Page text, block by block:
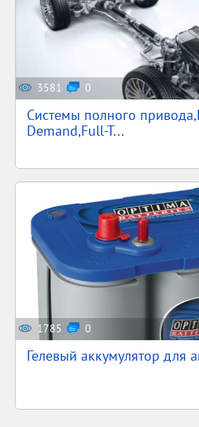
3581 0
Системы полного
Demand,Full-T...
1785 0
Гелевый аккумулятор для